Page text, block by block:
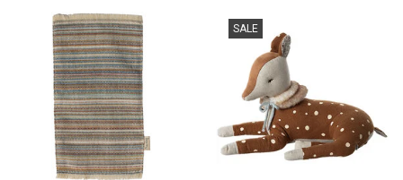
SALE